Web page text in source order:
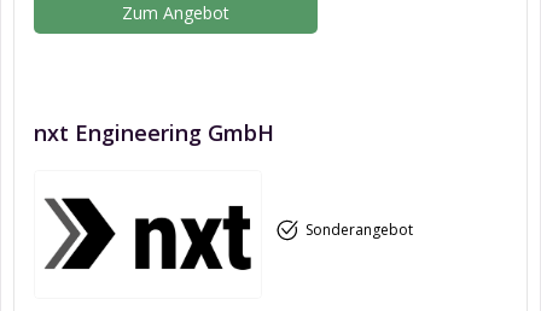
Zum Angebot
nxt Engineering GmbH
Sonderangebot